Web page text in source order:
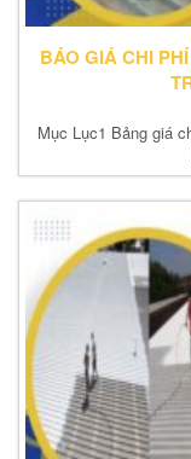
BÁO GIÁ CHI
Mục Lục1 Bảng giá